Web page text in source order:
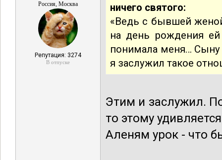
Россия, Москва
Репутация: 3274
В отпуске
ничего святого:
«Ведь с бывшей
на день рождения
понимала меня… Сыну
я заслужил такое
Этим и заслужил.
то этому
Аленям урок - что